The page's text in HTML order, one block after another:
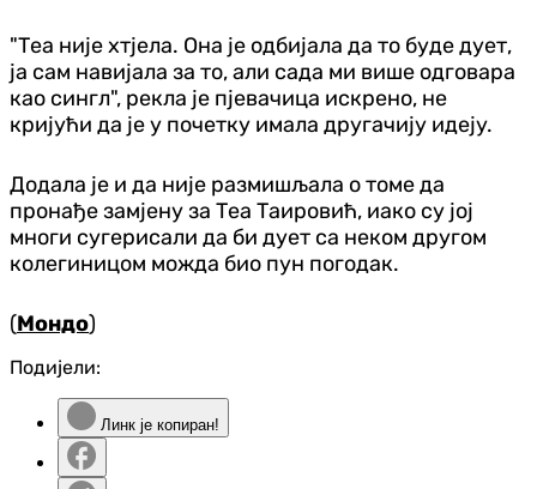
"Теа није хтјела. Она је одбијала да то буде дует,
ја сам навијала за то, али сада ми више одговара
као сингл", рекла је пјевачица искрено, не
кријући да је у почетку имала другачију идеју.
Додала је и да није размишљала о томе да
пронађе замјену за Теа Таировић, иако су јој
многи сугерисали да би дует са неком другом
колегиницом можда био пун погодак.
(Мондо)
Подијели:
Линк је копиран!